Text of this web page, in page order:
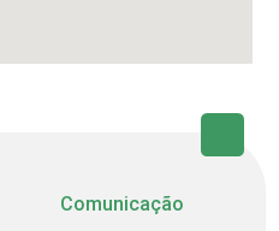
Comunicação